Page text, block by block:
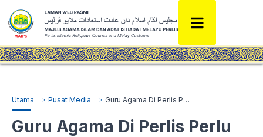
Utama Pusat Media Guru Agama Di Perlis Perlu Dapat Tauliah Dari Jabatan Mufti – Raja Muda
Guru Agama Di Perlis Perlu